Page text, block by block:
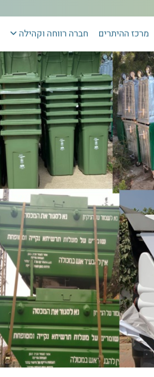
מרכז ההיתרים חברה רווחה וקהילה